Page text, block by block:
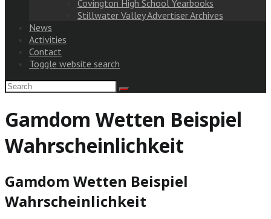
Covington High School Yearbooks
Stillwater Valley Advertiser Archives
News
Activities
Contact
Toggle website search
Gamdom Wetten Beispiel
Wahrscheinlichkeit
Gamdom Wetten Beispiel
Wahrscheinlichkeit